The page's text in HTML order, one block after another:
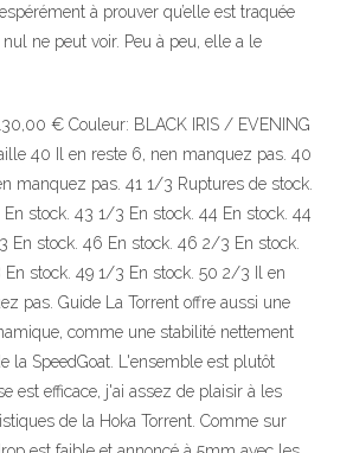
à prouver qu’elle est traquée
ne peut voir. Peu à peu, elle a le
€ Couleur: BLACK IRIS / EVENING
40 Il en reste 6, nen manquez pas. 40
manquez pas. 41 1/3 Ruptures de stock.
stock. 43 1/3 En stock. 44 En stock. 44
En stock. 46 En stock. 46 2/3 En stock.
stock. 49 1/3 En stock. 50 2/3 Il en
pas. Guide La Torrent offre aussi une
comme une stabilité nettement
la SpeedGoat. L'ensemble est plutôt
est efficace, j'ai assez de plaisir à les
de la Hoka Torrent. Comme sur